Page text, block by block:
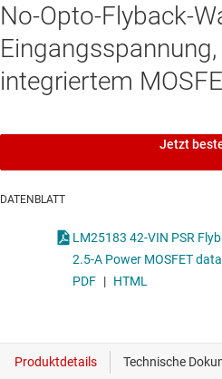
No-Opto-Flyback-
integriertem
Jetzt
DATENBLATT
LM25183 42-VIN PSR
2.5-A Power MOSFET
PDF | HTML